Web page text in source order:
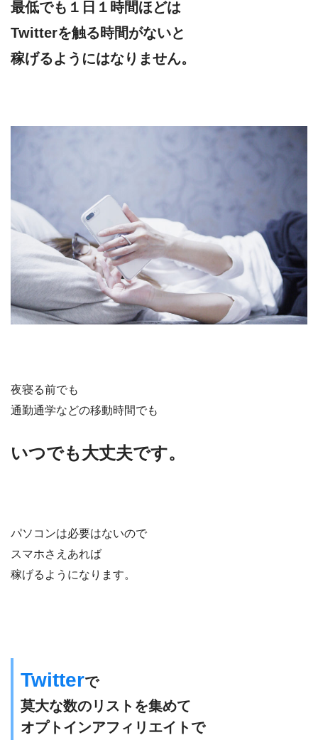
最低でも１日１時間ほどは
Twitterを触る時間がないと
稼げるようにはなりません。
夜寝る前でも
通勤通学などの移動時間でも
いつでも大丈夫です。
パソコンは必要はないので
スマホさえあれば
稼げるようになります。
Twitterで
莫大な数のリストを集めて
オプトインアフィリエイトで